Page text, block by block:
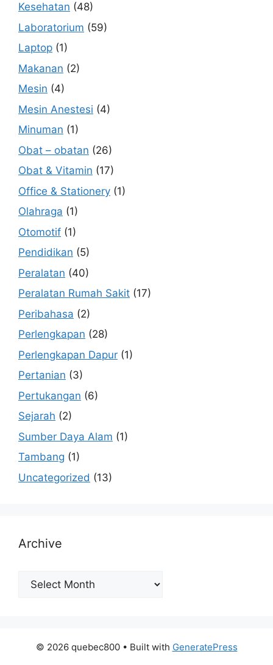
Kesehatan (48)
Laboratorium (59)
Laptop (1)
Makanan (2)
Mesin (4)
Mesin Anestesi (4)
Minuman (1)
Obat – obatan (26)
Obat & Vitamin (17)
Office & Stationery (1)
Olahraga (1)
Otomotif (1)
Pendidikan (5)
Peralatan (40)
Peralatan Rumah Sakit (17)
Peribahasa (2)
Perlengkapan (28)
Perlengkapan Dapur (1)
Pertanian (3)
Pertukangan (6)
Sejarah (2)
Sumber Daya Alam (1)
Tambang (1)
Uncategorized (13)
Archive
Archive
© 2026 quebec800• Built with GeneratePress